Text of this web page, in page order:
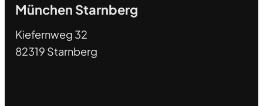
München Starnberg
Kiefernweg 32
82319 Starnberg